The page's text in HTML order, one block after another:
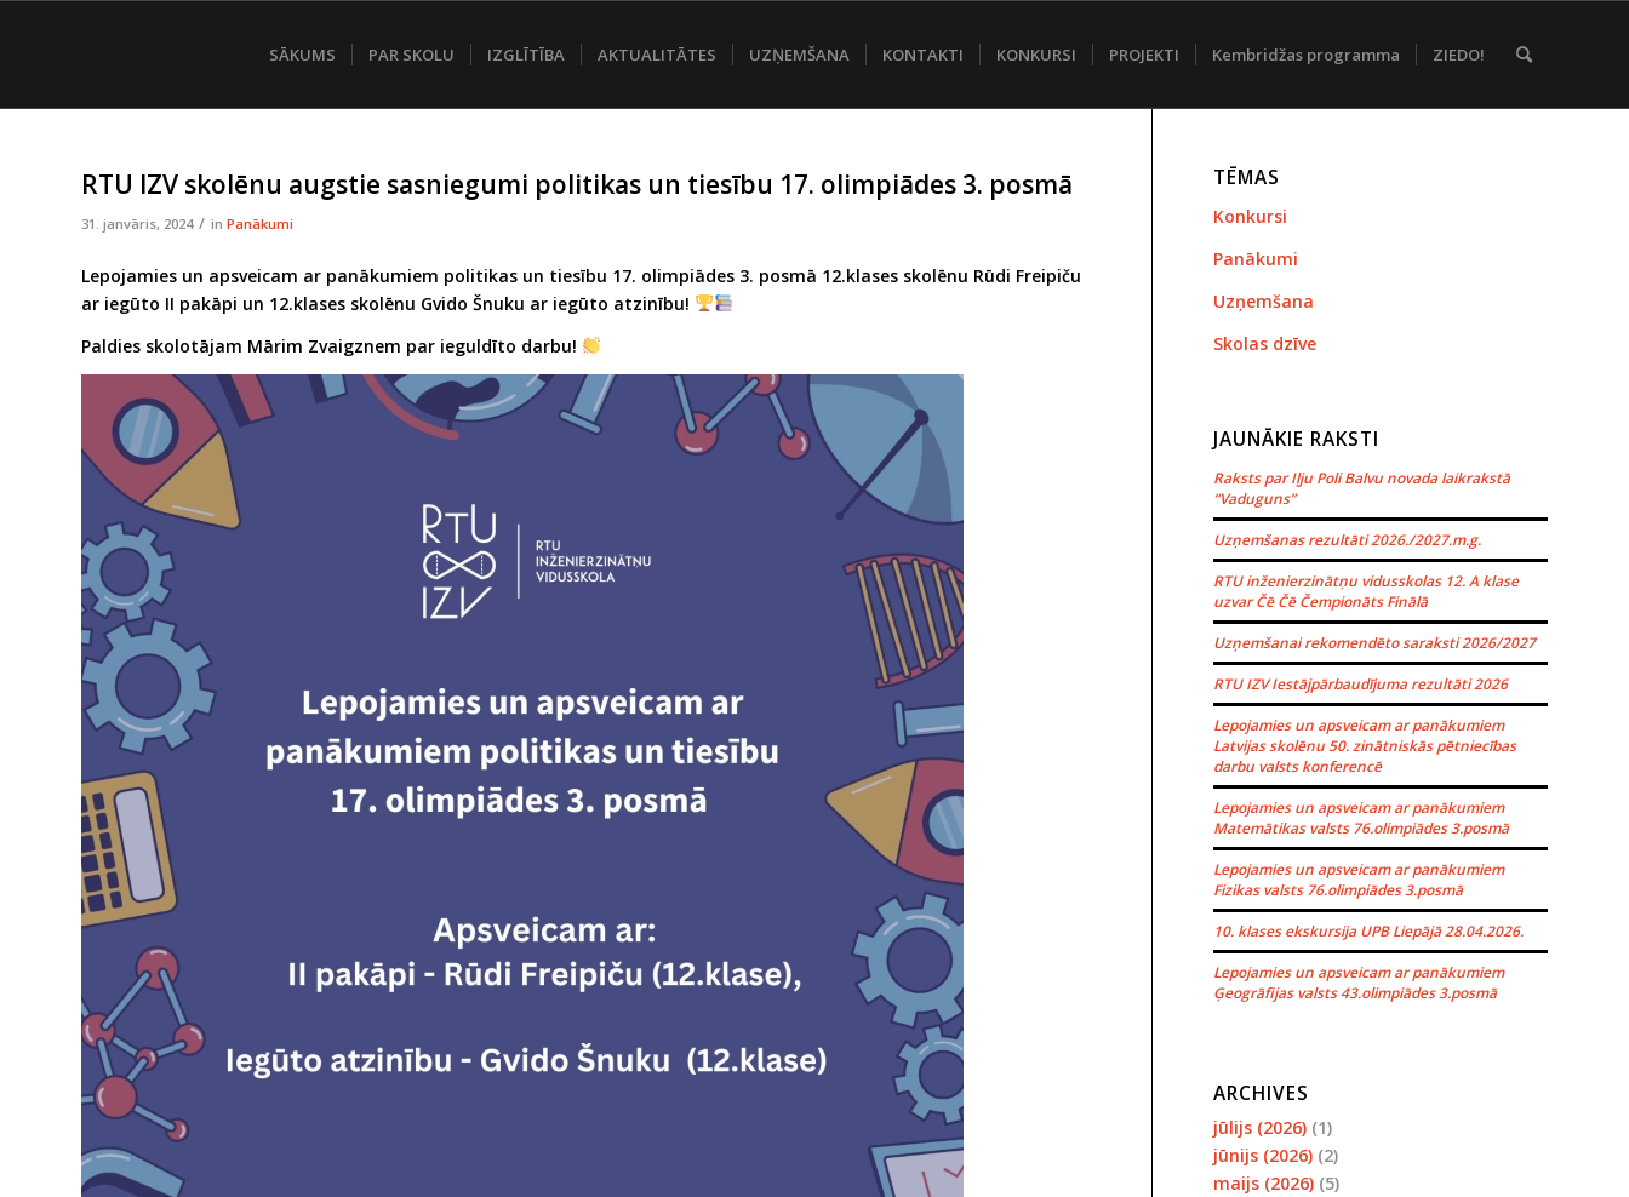
SĀKUMS PAR SKOLU IZGLĪTĪBA AKTUALITĀTES UZŅEMŠANA KONTAKTI KONKURSI PROJEKTI Kembridžas programma ZIEDO!
RTU IZV skolēnu augstie sasniegumi politikas un tiesību 17. olimpiādes 3. posmā
31. janvāris, 2024 / in Panākumi
Lepojamies un apsveicam ar panākumiem politikas un tiesību 17. olimpiādes 3. posmā 12.klases skolēnu Rūdi Freipiču
ar iegūto II pakāpi un 12.klases skolēnu Gvido Šnuku ar iegūto atzinību!
Paldies skolotājam Mārim Zvaigznem par ieguldīto darbu!
TĒMAS
Konkursi
Panākumi
Uzņemšana
Skolas dzīve
JAUNĀKIE RAKSTI
Raksts par Iļju Poli Balvu novada laikrakstā
“Vaduguns”
Uzņemšanas rezultāti 2026./2027.m.g.
RTU inženierzinātņu vidusskolas 12. A klase
uzvar Čē Čē Čempionāts Finālā
Uzņemšanai rekomendēto saraksti 2026/2027
RTU IZV Iestājpārbaudījuma rezultāti 2026
Lepojamies un apsveicam ar panākumiem
Latvijas skolēnu 50. zinātniskās pētniecības
darbu valsts konferencē
Lepojamies un apsveicam ar panākumiem
Matemātikas valsts 76.olimpiādes 3.posmā
Lepojamies un apsveicam ar panākumiem
Fizikas valsts 76.olimpiādes 3.posmā
10. klases ekskursija UPB Liepājā 28.04.2026.
Lepojamies un apsveicam ar panākumiem
Ģeogrāfijas valsts 43.olimpiādes 3.posmā
ARCHIVES
jūlijs (2026) (1)
jūnijs (2026) (2)
maijs (2026) (5)